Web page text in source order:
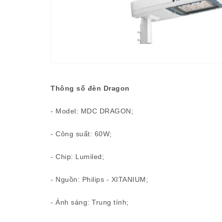
Thông số đèn Dragon
- Model: MDC DRAGON;
- Công suất: 60W;
- Chip: Lumiled;
- Nguồn: Philips - XITANIUM;
- Ánh sáng: Trung tính;